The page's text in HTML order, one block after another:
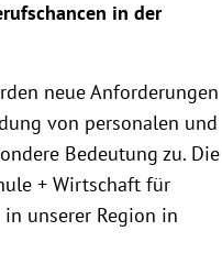
in der
neue Anforderungen
von personalen und
Bedeutung zu. Die
+ Wirtschaft für
unserer Region in